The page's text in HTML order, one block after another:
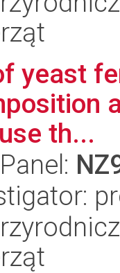
yeast
th...